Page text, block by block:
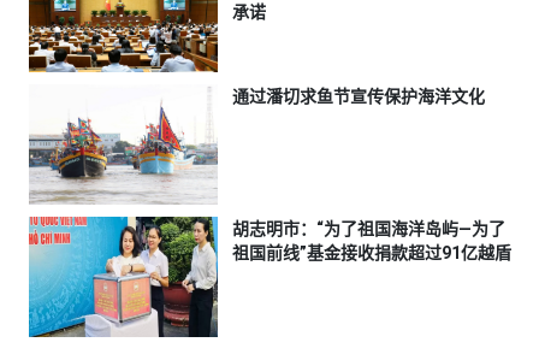
承诺
通过潘切求鱼节宣传保护海洋文化
胡志明市：“为了祖国海洋岛屿—为了
祖国前线”基金接收捐款超过91亿越盾